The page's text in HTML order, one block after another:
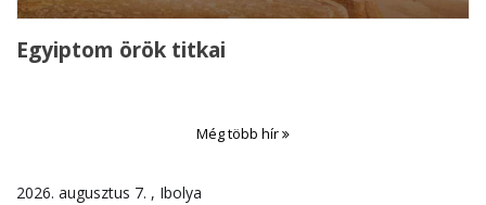
Egyiptom örök titkai
Még több hír
2026. augusztus 7. , Ibolya